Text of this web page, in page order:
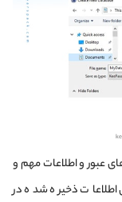
عبور و اطلاعات مهم و
ذخیره شده در